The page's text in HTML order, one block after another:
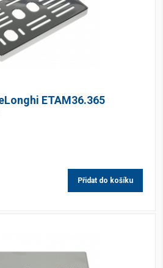
ETAM36.365
Přidat do košíku